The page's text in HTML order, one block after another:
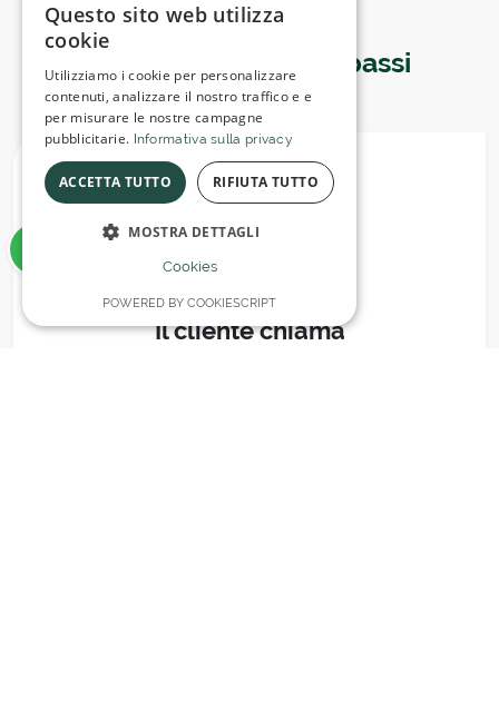
Come funziona in 3 passi
01
Il cliente chiama
Questo sito web utilizza
cookie
Utilizziamo i cookie per personalizzare
contenuti, analizzare il nostro traffico e e
per misurare le nostre campagne
pubblicitarie. Informativa sulla privacy
ACCETTA TUTTO RIFIUTA TUTTO
MOSTRA DETTAGLI
Cookies
POWERED BY COOKIESCRIPT